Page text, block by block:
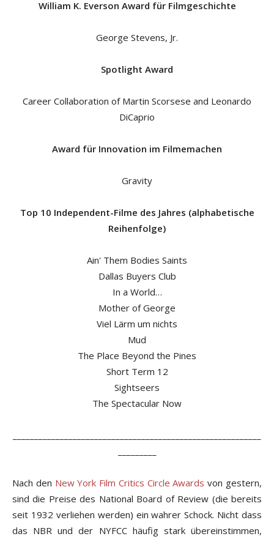
William K. Everson Award für Filmgeschichte
George Stevens, Jr.
Spotlight Award
Career Collaboration of Martin Scorsese and Leonardo
DiCaprio
Award für Innovation im Filmemachen
Gravity
Top 10 Independent-Filme des Jahres (alphabetische
Reihenfolge)
Ain' Them Bodies Saints
Dallas Buyers Club
In a World…
Mother of George
Viel Lärm um nichts
Mud
The Place Beyond the Pines
Short Term 12
Sightseers
The Spectacular Now
Nach den New York Film Critics Circle Awards von gestern,
sind die Preise des National Board of Review (die bereits
seit 1932 verliehen werden) ein wahrer Schock. Nicht dass
das NBR und der NYFCC häufig stark übereinstimmen,